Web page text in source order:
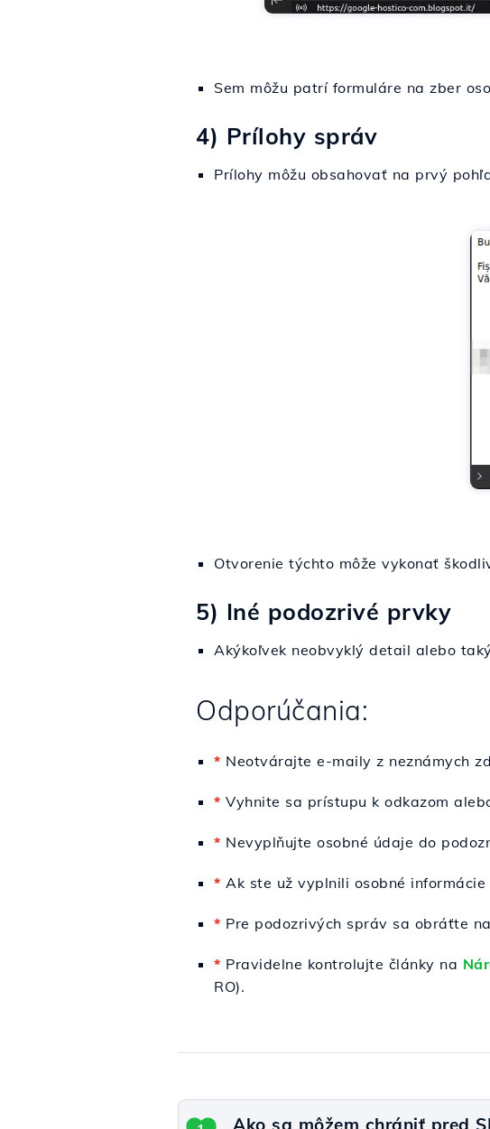
Sem môžu patrí formuláre na zber
4) Prílohy správ
Prílohy môžu obsahovať na prvý
Otvorenie týchto môže vykonať
5) Iné podozrivé prvky
Akýkoľvek neobvyklý detail alebo
Odporúčania:
* Neotvárajte e-maily z neznámych
* Vyhnite sa prístupu k odkazom
* Nevyplňujte osobné údaje do
* Ak ste už vyplnili osobné
* Pre podozrivých správ sa obráťte
* Pravidelne kontrolujte články na
RO).
Ako sa môžem chrániť pred